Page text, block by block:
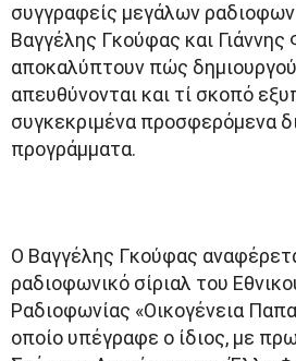
συγγραφείς μεγάλων
Βαγγέλης Γκούφας και Γιάννης
αποκαλύπτουν πώς
απευθύνονται και τί σκοπό
συγκεκριμένα προσφερόμενα
προγράμματα.
Ο Βαγγέλης Γκούφας
ραδιοφωνικό σίριαλ του
Ραδιοφωνίας «Οικογένεια
οποίο υπέγραφε ο ίδιος, με